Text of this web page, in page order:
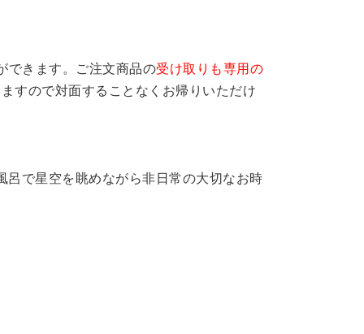
できます。ご注文商品の受け取りも専用の
すので対面することなくお帰りいただけ
呂で星空を眺めながら非日常の大切なお時